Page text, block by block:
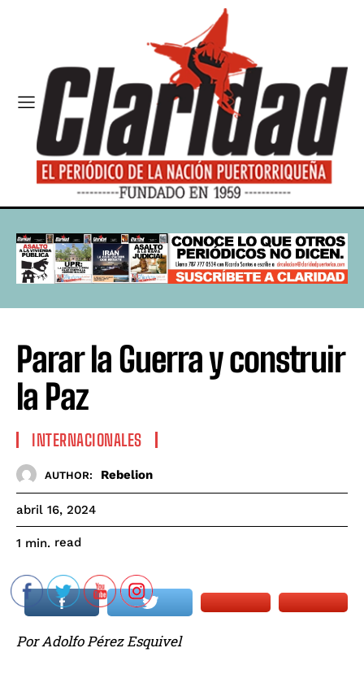
Parar la Guerra y construir
la Paz
INTERNACIONALES
AUTHOR: Rebelion
abril 16, 2024
1 min. read
Por Adolfo Pérez Esquivel